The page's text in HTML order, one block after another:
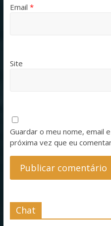
Email *
Site
Guardar o meu nome, email
próxima vez que eu
Chat